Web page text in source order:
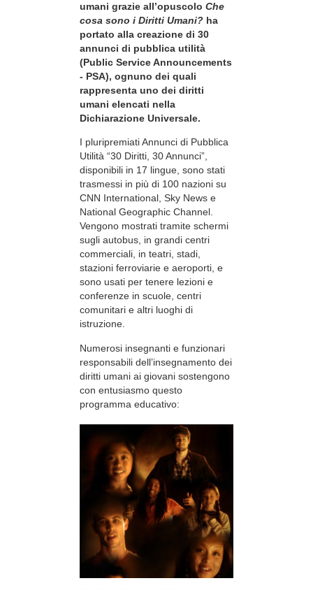
umani grazie all’opuscolo Che
cosa sono i Diritti Umani? ha
portato alla creazione di 30
annunci di pubblica utilità
(Public Service Announcements
- PSA), ognuno dei quali
rappresenta uno dei diritti
umani elencati nella
Dichiarazione Universale.
I pluripremiati Annunci di Pubblica
Utilità “30 Diritti, 30 Annunci”,
disponibili in 17 lingue, sono stati
trasmessi in più di 100 nazioni su
CNN International, Sky News e
National Geographic Channel.
Vengono mostrati tramite schermi
sugli autobus, in grandi centri
commerciali, in teatri, stadi,
stazioni ferroviarie e aeroporti, e
sono usati per tenere lezioni e
conferenze in scuole, centri
comunitari e altri luoghi di
istruzione.
Numerosi insegnanti e funzionari
responsabili dell’insegnamento dei
diritti umani ai giovani sostengono
con entusiasmo questo
programma educativo: